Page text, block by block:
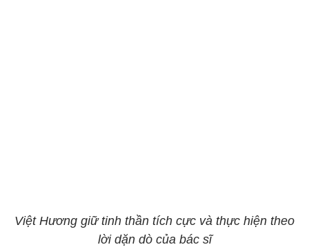
Việt Hương giữ tinh thần tích cực và thực hiện theo
lời dặn dò của bác sĩ